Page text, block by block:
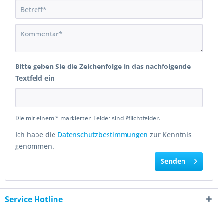
Bitte geben Sie die Zeichenfolge in das nachfolgende
Textfeld ein
Die mit einem * markierten Felder sind Pflichtfelder.
Ich habe die Datenschutzbestimmungen zur Kenntnis
genommen.
Senden
Service Hotline